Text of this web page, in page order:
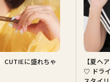
CUTIEに盛れちゃ
【夏ヘ
♡ ドラ